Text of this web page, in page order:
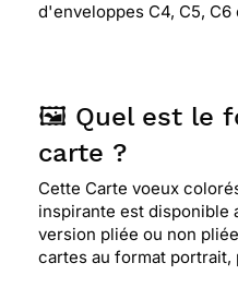
d'enveloppes C4, C5, C6
🖼️ Quel est le
carte ?
Cette Carte voeux
inspirante est disponible
version pliée ou non
cartes au format portrait,